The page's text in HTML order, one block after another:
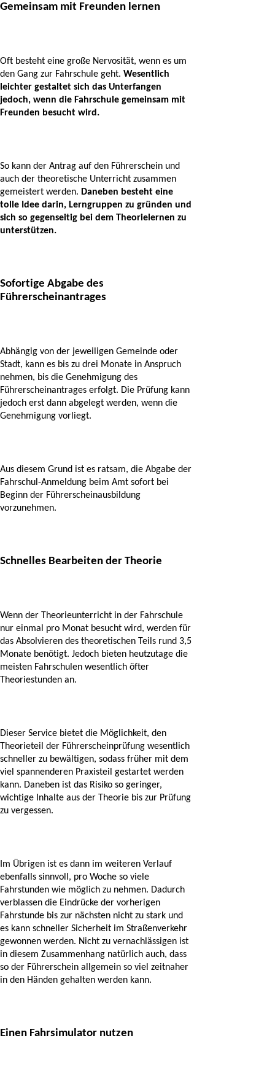
Gemeinsam mit Freunden lernen
Oft besteht eine große Nervosität, wenn es um
den Gang zur Fahrschule geht. Wesentlich
leichter gestaltet sich das Unterfangen
jedoch, wenn die Fahrschule gemeinsam mit
Freunden besucht wird.
So kann der Antrag auf den Führerschein und
auch der theoretische Unterricht zusammen
gemeistert werden. Daneben besteht eine
tolle Idee darin, Lerngruppen zu gründen und
sich so gegenseitig bei dem Theorielernen zu
unterstützen.
Sofortige Abgabe des
Führerscheinantrages
Abhängig von der jeweiligen Gemeinde oder
Stadt, kann es bis zu drei Monate in Anspruch
nehmen, bis die Genehmigung des
Führerscheinantrages erfolgt. Die Prüfung kann
jedoch erst dann abgelegt werden, wenn die
Genehmigung vorliegt.
Aus diesem Grund ist es ratsam, die Abgabe der
Fahrschul-Anmeldung beim Amt sofort bei
Beginn der Führerscheinausbildung
vorzunehmen.
Schnelles Bearbeiten der Theorie
Wenn der Theorieunterricht in der Fahrschule
nur einmal pro Monat besucht wird, werden für
das Absolvieren des theoretischen Teils rund 3,5
Monate benötigt. Jedoch bieten heutzutage die
meisten Fahrschulen wesentlich öfter
Theoriestunden an.
Dieser Service bietet die Möglichkeit, den
Theorieteil der Führerscheinprüfung wesentlich
schneller zu bewältigen, sodass früher mit dem
viel spannenderen Praxisteil gestartet werden
kann. Daneben ist das Risiko so geringer,
wichtige Inhalte aus der Theorie bis zur Prüfung
zu vergessen.
Im Übrigen ist es dann im weiteren Verlauf
ebenfalls sinnvoll, pro Woche so viele
Fahrstunden wie möglich zu nehmen. Dadurch
verblassen die Eindrücke der vorherigen
Fahrstunde bis zur nächsten nicht zu stark und
es kann schneller Sicherheit im Straßenverkehr
gewonnen werden. Nicht zu vernachlässigen ist
in diesem Zusammenhang natürlich auch, dass
so der Führerschein allgemein so viel zeitnaher
in den Händen gehalten werden kann.
Einen Fahrsimulator nutzen